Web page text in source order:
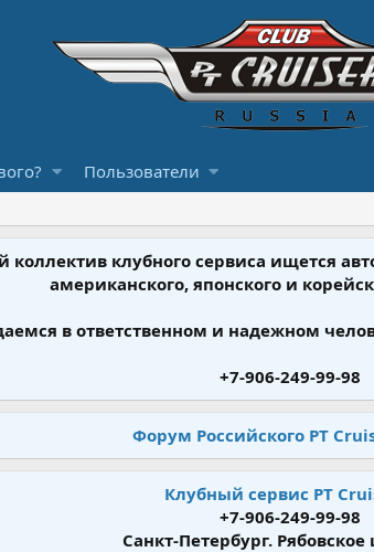
Пользователи
клубного сервиса ищется
американского, японского и
в ответственном и надежном
+7-906-249-99-98
Форум Российского PT
Клубный сервис PT
+7-906-249-99-98
Санкт-Петербург. Рябовское